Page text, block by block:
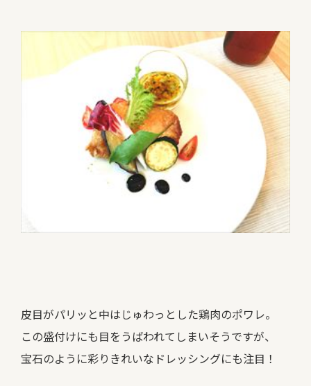
皮目がパリッと中はじゅわっとした鶏肉のポワレ。
この盛付けにも目をうばわれてしまいそうですが、
宝石のように彩りきれいなドレッシングにも注目！